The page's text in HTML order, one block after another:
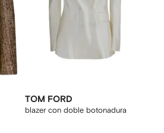
TOM FORD
blazer con doble botonadura